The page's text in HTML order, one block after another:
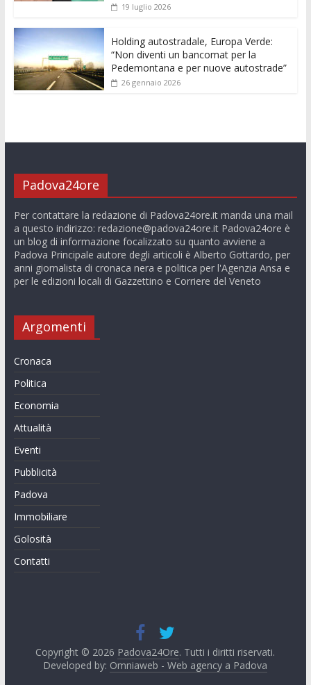
19 luglio 2026
Holding autostradale, Europa Verde:
“Non diventi un bancomat per la
Pedemontana e per nuove autostrade”
26 gennaio 2026
Padova24ore
Per contattare la redazione di Padova24ore.it manda una mail
a questo indirizzo: redazione@padova24ore.itPadova24ore è
un blog di informazione focalizzato su quanto avviene a
Padova Principale autore degli articoli è Alberto Gottardo, per
anni giornalista di cronaca nera e politica per l'Agenzia Ansa e
per le edizioni locali di Gazzettino e Corriere del Veneto
Argomenti
Cronaca
Politica
Economia
Attualità
Eventi
Pubblicità
Padova
Immobiliare
Golosità
Contatti
Copyright © 2026 Padova24Ore. Tutti i diritti riservati.
Developed by: Omniaweb - Web agency a Padova